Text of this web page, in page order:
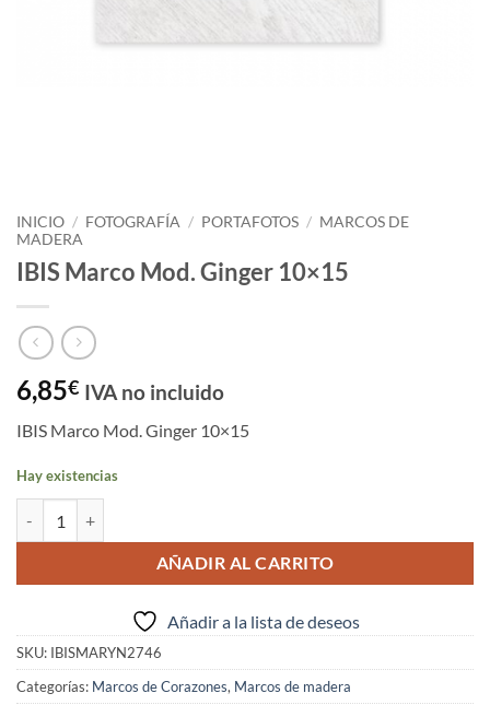
INICIO / FOTOGRAFÍA / PORTAFOTOS / MARCOS DE
MADERA
IBIS Marco Mod. Ginger 10×15
6,85€ IVA no incluido
IBIS Marco Mod. Ginger 10×15
Hay existencias
AÑADIR AL CARRITO
Añadir a la lista de deseos
SKU: IBISMARYN2746
Categorías: Marcos de Corazones, Marcos de madera